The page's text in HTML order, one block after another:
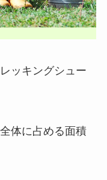
ッキングシュー
体に占める面積